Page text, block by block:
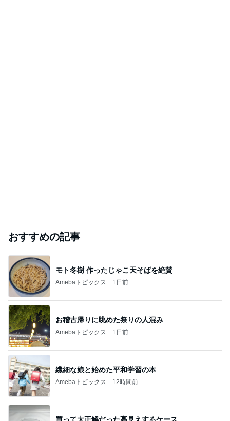
おすすめの記事
モト冬樹 作ったじゃこ天そばを絶賛
Amebaトピックス 1日前
お稽古帰りに眺めた祭りの人混み
Amebaトピックス 1日前
繊細な娘と始めた平和学習の本
Amebaトピックス 12時間前
買って大正解だった高見えするケース